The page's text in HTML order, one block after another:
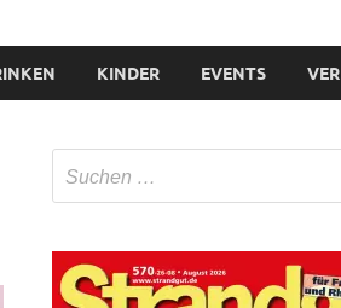
KINDER EVENTS